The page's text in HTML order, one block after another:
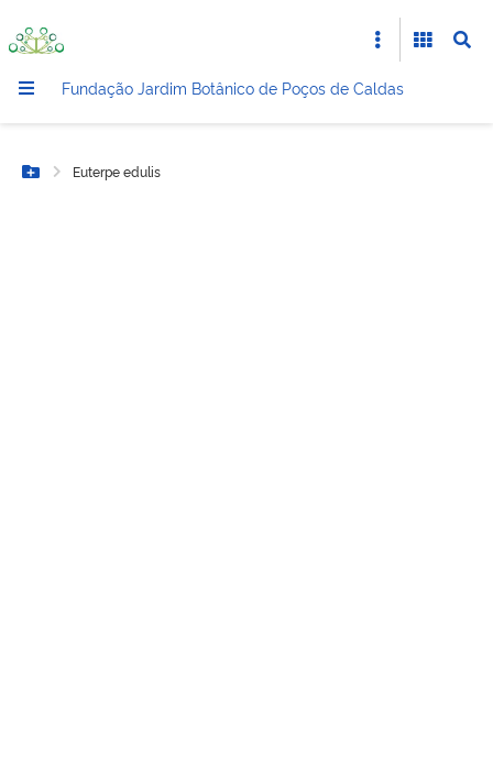
Fundação Jardim Botânico de Poços de Caldas
Botão Menu
Euterpe edulis